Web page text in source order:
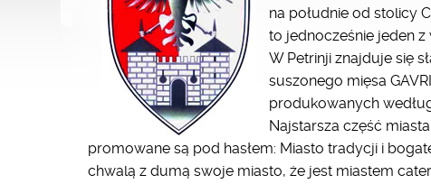
na południe od stolicy
to jednocześnie jeden
W Petrinji znajduje się
suszonego mięsa
produkowanych
Najstarsza część
promowane są pod hasłem: Miasto tradycji i
chwalą z dumą swoje miasto, że jest miastem